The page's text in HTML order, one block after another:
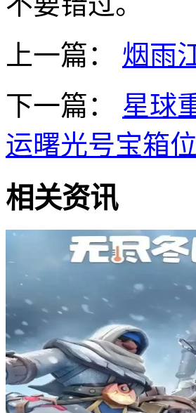
上一篇：
烟雨
下一篇：
星球
运曙光号宝箱
相关资讯